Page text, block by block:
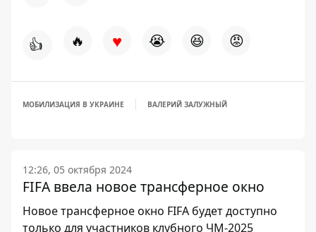
👍 🔥 ♥ 😭 😆 😡
МОБИЛИЗАЦИЯ В УКРАИНЕ ВАЛЕРИЙ ЗАЛУЖНЫЙ
12:26, 05 октября 2024
FIFA ввела новое трансферное окно
Новое трансферное окно FIFA будет доступно
только для участников клубного ЧМ-2025